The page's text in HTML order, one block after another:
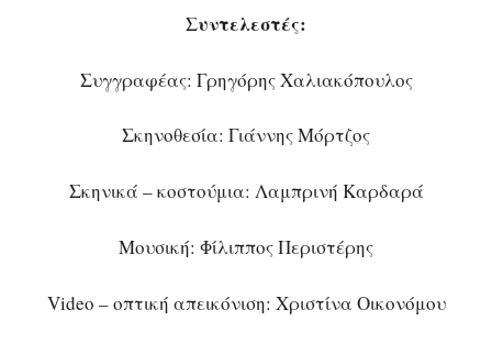
Συντελεστές:
Συγγραφέας: Γρηγόρης Χαλιακόπουλος
Σκηνοθεσία: Γιάννης Μόρτζος
Σκηνικά – κοστούμια: Λαμπρινή Καρδαρά
Μουσική: Φίλιππος Περιστέρης
Video – οπτική απεικόνιση: Χριστίνα Οικονόμου